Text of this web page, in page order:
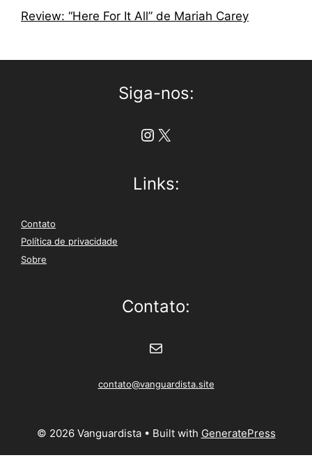
Review: “Here For It All” de Mariah Carey
Siga-nos:
Instagram
X
Links:
Contato
Política de privacidade
Sobre
Contato:
E-mail
contato@vanguardista.site
© 2026 Vanguardista• Built with GeneratePress